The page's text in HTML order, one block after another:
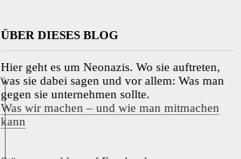
ÜBER DIESES BLOG
Hier geht es um Neonazis. Wo sie auftreten,
was sie dabei sagen und vor allem: Was man
gegen sie unternehmen sollte.
Was wir machen – und wie man mitmachen
kann